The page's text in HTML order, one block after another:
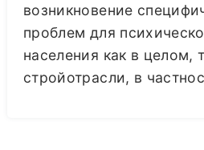
возникновение
проблем для
населения как в целом,
стройотрасли, в